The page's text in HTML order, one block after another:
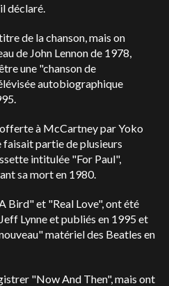
déclaré.
de la chanson, mais on
de John Lennon de 1978,
une "chanson de
autobiographique
offerte à McCartney par Yoko
faisait partie de plusieurs
intitulée "For Paul",
sa mort en 1980.
Bird" et "Real Love", ont été
Lynne et publiés en 1995 et
matériel des Beatles en
"Now And Then", mais ont